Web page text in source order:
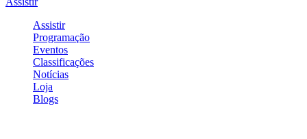
Assistir
Programação
Eventos
Classificações
Notícias
Loja
Blogs